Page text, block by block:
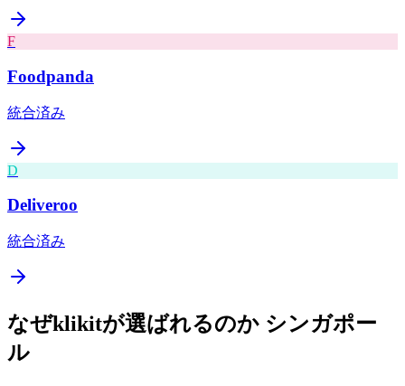
F
Foodpanda
統合済み
D
Deliveroo
統合済み
なぜklikitが選ばれるのか シンガポー
ル